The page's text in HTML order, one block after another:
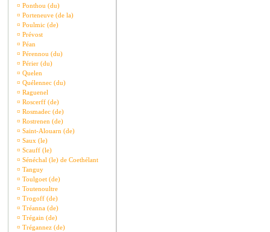
¤ Ponthou (du)
¤ Porteneuve (de la)
¤ Poulmic (de)
¤ Prévost
¤ Péan
¤ Pérennou (du)
¤ Périer (du)
¤ Quelen
¤ Quélennec (du)
¤ Raguenel
¤ Roscerff (de)
¤ Rosmadec (de)
¤ Rostrenen (de)
¤ Saint-Alouarn (de)
¤ Saux (le)
¤ Scauff (le)
¤ Sénéchal (le) de Coethélant
¤ Tanguy
¤ Toulgoet (de)
¤ Toutenoultre
¤ Trogoff (de)
¤ Tréanna (de)
¤ Trégain (de)
¤ Trégannez (de)